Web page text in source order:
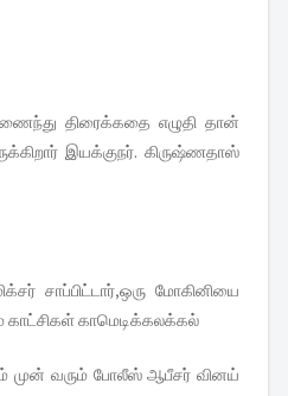
திரைக்கதை எழுதி தான்
இயக்குநர். கிருஷ்ணதாஸ்
சாப்பிட்டார்,ஒரு மோகினியை
காட்சிகள் காமெடிக்கலக்கல்
முன் வரும் போலீஸ் ஆபீசர் வினய்